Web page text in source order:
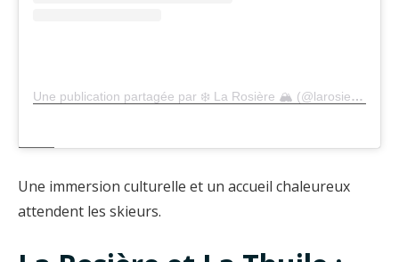
Une publication partagée par ❄️ La Rosière 🏔 (@larosiere1850)
Une immersion culturelle et un accueil chaleureux
attendent les skieurs.